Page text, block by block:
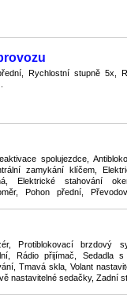
Rychlostní stupně 5x,
spolujezdce,
zamykání klíčem,
Elektrické stahování
Pohon přední,
Protiblokovací brzdový
Rádio přijímač, Sedadla s
Tmavá skla, Volant
nastavitelné sedačky, Zadní